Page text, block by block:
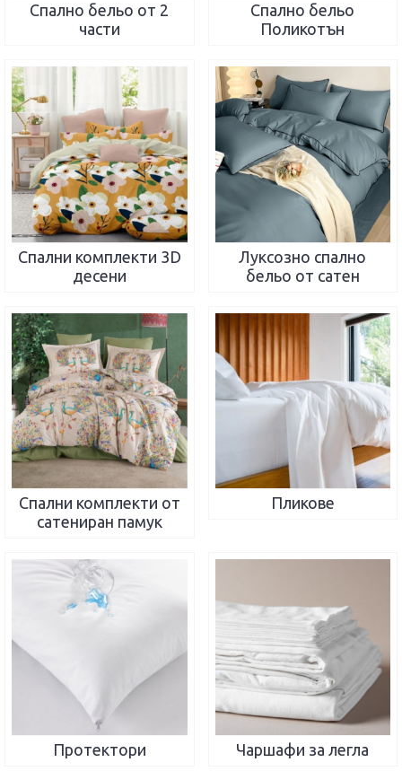
Спално бельо от 2
части
Спално бельо
Поликотън
Спални комплекти 3D
десени
Луксозно спално
бельо от сатен
Спални комплекти от
сатениран памук
Пликове
Протектори Чаршафи за легла